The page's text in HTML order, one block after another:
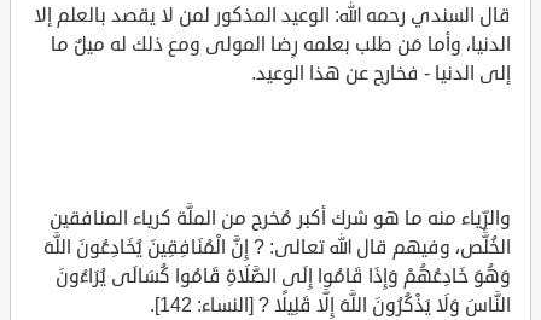
قال السندي رحمه الله: الوعيد المذكور لمن لا يقصد بالعلم إلا
الدنيا، وأما مَن طلب بعلمه رِضا المولى ومع ذلك له ميلٌ ما
إلى الدنيا - فخارج عن هذا الوعيد.
والرِّياء منه ما هو شرك أكبر مُخرج من الملَّة كرياء المنافقين
الخُلَّص، وفيهم قال الله تعالى: ? إِنَّ الْمُنَافِقِينَ يُخَادِعُونَ اللَّهَ
وَهُوَ خَادِعُهُمْ وَإِذَا قَامُوا إِلَى الصَّلَاةِ قَامُوا كُسَالَى يُرَاءُونَ
النَّاسَ وَلَا يَذْكُرُونَ اللَّهَ إِلَّا قَلِيلًا ? [النساء: 142].